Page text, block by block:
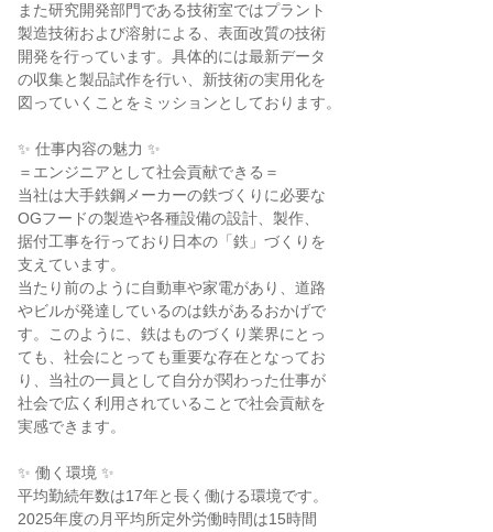
また研究開発部門である技術室ではプラント
製造技術および溶射による、表面改質の技術
開発を行っています。具体的には最新データ
の収集と製品試作を行い、新技術の実用化を
図っていくことをミッションとしております。
✨ 仕事内容の魅力 ✨
＝エンジニアとして社会貢献できる＝
当社は大手鉄鋼メーカーの鉄づくりに必要な
OGフードの製造や各種設備の設計、製作、
据付工事を行っており日本の「鉄」づくりを
支えています。
当たり前のように自動車や家電があり、道路
やビルが発達しているのは鉄があるおかげで
す。このように、鉄はものづくり業界にとっ
ても、社会にとっても重要な存在となってお
り、当社の一員として自分が関わった仕事が
社会で広く利用されていることで社会貢献を
実感できます。
✨ 働く環境 ✨
平均勤続年数は17年と長く働ける環境です。
2025年度の月平均所定外労働時間は15時間